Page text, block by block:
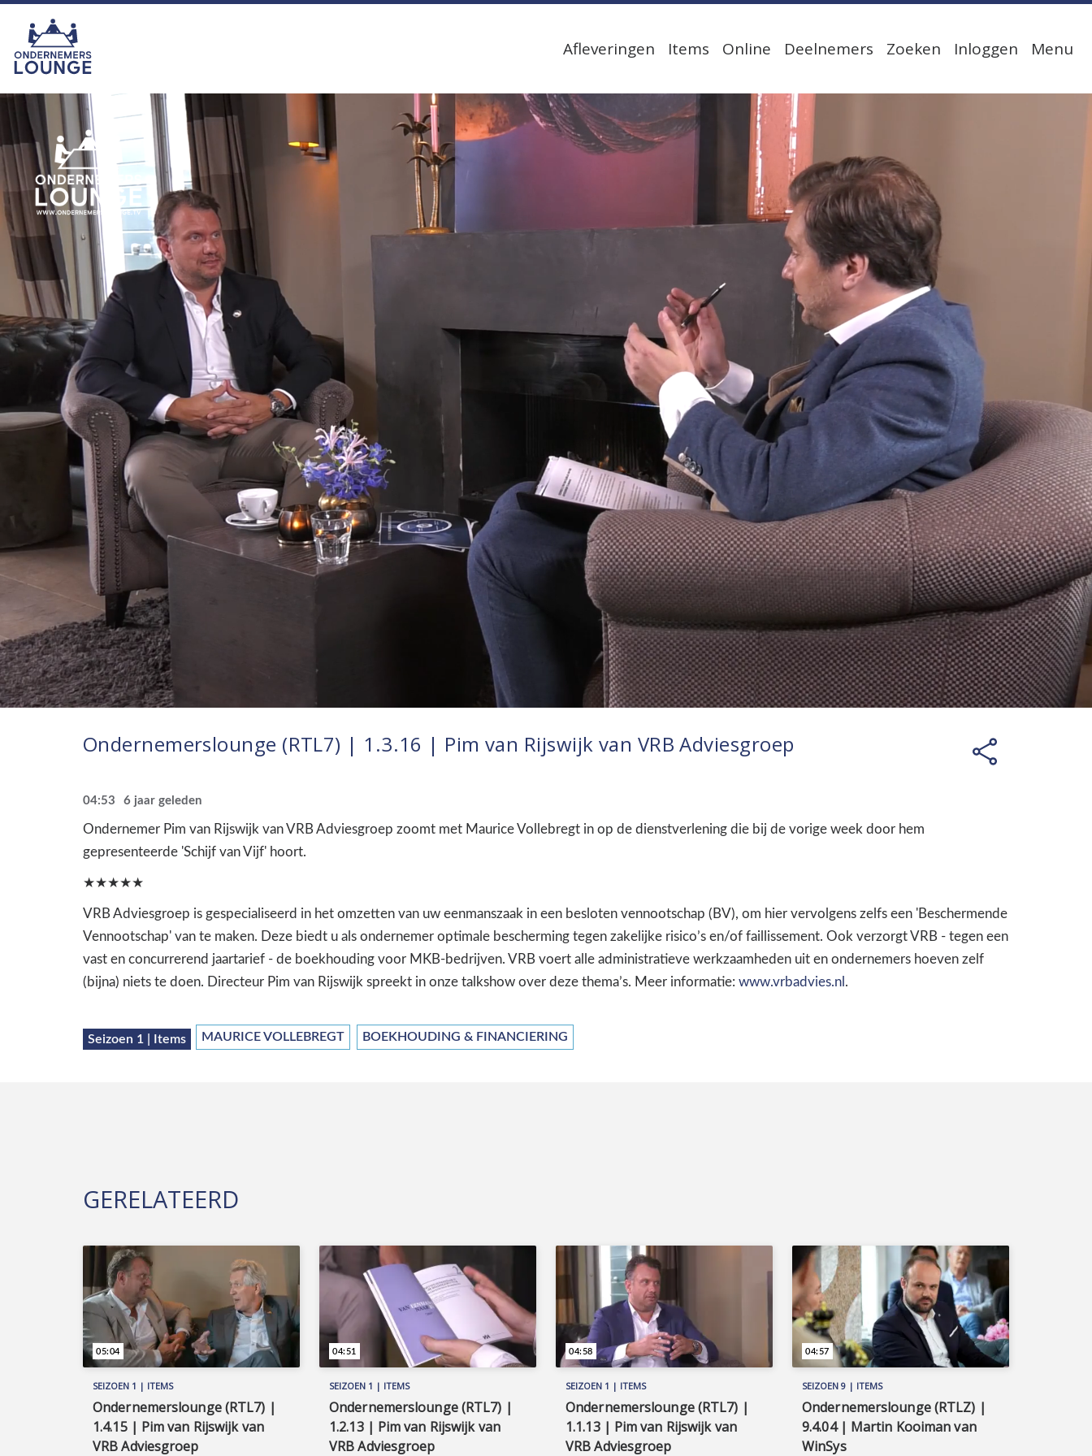
Afleveringen Items Online Deelnemers Zoeken Inloggen Menu
Ondernemerslounge (RTL7) | 1.3.16 | Pim van Rijswijk van VRB Adviesgroep
04:53 6 jaar geleden
Ondernemer Pim van Rijswijk van VRB Adviesgroep zoomt met Maurice Vollebregt in op de dienstverlening die bij de vorige week door hem
gepresenteerde 'Schijf van Vijf' hoort.
★★★★★
VRB Adviesgroep is gespecialiseerd in het omzetten van uw eenmanszaak in een besloten vennootschap (BV), om hier vervolgens zelfs een 'Beschermende
Vennootschap' van te maken. Deze biedt u als ondernemer optimale bescherming tegen zakelijke risico’s en/of faillissement. Ook verzorgt VRB - tegen een
vast en concurrerend jaartarief - de boekhouding voor MKB-bedrijven. VRB voert alle administratieve werkzaamheden uit en ondernemers hoeven zelf
(bijna) niets te doen. Directeur Pim van Rijswijk spreekt in onze talkshow over deze thema’s. Meer informatie: www.vrbadvies.nl .
Seizoen 1 | Items MAURICE VOLLEBREGT BOEKHOUDING & FINANCIERING
GERELATEERD
SEIZOEN 1 | ITEMS
Ondernemerslounge (RTL7) |
1.4.15 | Pim van Rijswijk van
VRB Adviesgroep
05:04
SEIZOEN 1 | ITEMS
Ondernemerslounge (RTL7) |
1.2.13 | Pim van Rijswijk van
VRB Adviesgroep
04:51
SEIZOEN 1 | ITEMS
Ondernemerslounge (RTL7) |
1.1.13 | Pim van Rijswijk van
VRB Adviesgroep
04:58
SEIZOEN 9 | ITEMS
Ondernemerslounge (RTLZ) |
9.4.04 | Martin Kooiman van
WinSys
04:57
van het seizoen was echter zonder
twijfel onze eigen ras-ondernemer
Hemmie Kerklingh (o.a. van
KAV2GO), die met zijn energie,
zien waarom hij nu eigenlijk een
vaste waarde binnen het
programma is en blijft. In het najaar
zijn we er met seizoen 16. U kijkt
dan ook weer toch?